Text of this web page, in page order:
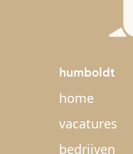
humboldt
home
vacatures
bedrijven